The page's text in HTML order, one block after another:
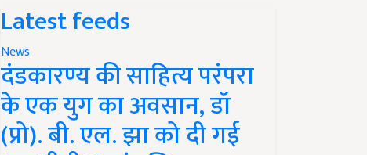
Latest feeds
News
दंडकारण्य की साहित्य परंपरा
के एक युग का अवसान, डॉ
(प्रो). बी. एल. झा को दी गई